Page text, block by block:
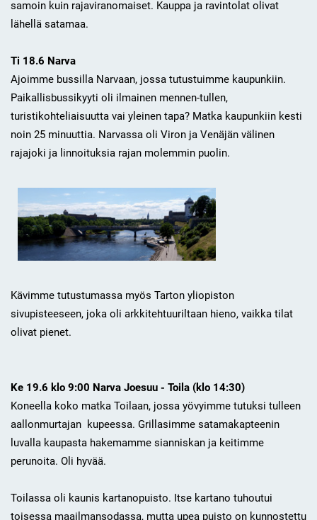
samoin kuin rajaviranomaiset. Kauppa ja ravintolat olivat
lähellä satamaa.
Ti 18.6 Narva
Ajoimme bussilla Narvaan, jossa tutustuimme kaupunkiin.
Paikallisbussikyyti oli ilmainen mennen-tullen,
turistikohteliaisuutta vai yleinen tapa? Matka kaupunkiin kesti
noin 25 minuuttia. Narvassa oli Viron ja Venäjän välinen
rajajoki ja linnoituksia rajan molemmin puolin.
Kävimme tutustumassa myös Tarton yliopiston
sivupisteeseen, joka oli arkkitehtuuriltaan hieno, vaikka tilat
olivat pienet.
Ke 19.6 klo 9:00 Narva Joesuu - Toila (klo 14:30)
Koneella koko matka Toilaan, jossa yövyimme tutuksi tulleen
aallonmurtajan kupeessa. Grillasimme satamakapteenin
luvalla kaupasta hakemamme sianniskan ja keitimme
perunoita. Oli hyvää.
Toilassa oli kaunis kartanopuisto. Itse kartano tuhoutui
toisessa maailmansodassa, mutta upea puisto on kunnostettu